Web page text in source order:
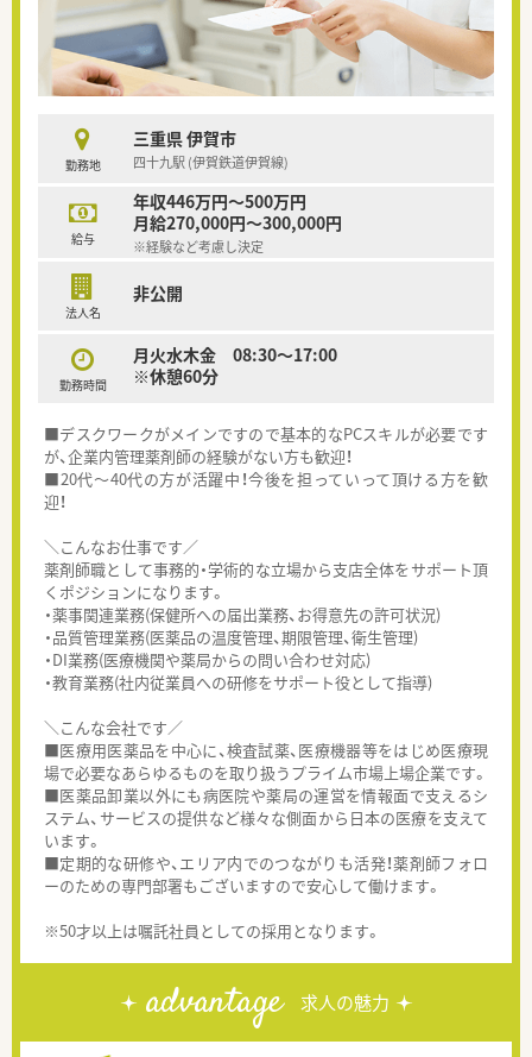
勤務地
三重県 伊賀市
四十九駅 (伊賀鉄道伊賀線)
給与
年収446万円～500万円
月給270,000円～300,000円
※経験など考慮し決定
法人名
非公開
勤務時間
月火水木金 08:30～17:00
※休憩60分
■デスクワークがメインですので基本的なPCスキルが必要です
が、企業内管理薬剤師の経験がない方も歓迎！
■20代～40代の方が活躍中！今後を担っていって頂ける方を歓
迎！
＼こんなお仕事です／
薬剤師職として事務的・学術的な立場から支店全体をサポート頂
くポジションになります。
・薬事関連業務(保健所への届出業務、お得意先の許可状況)
・品質管理業務(医薬品の温度管理、期限管理、衛生管理)
・DI業務(医療機関や薬局からの問い合わせ対応)
・教育業務(社内従業員への研修をサポート役として指導)
＼こんな会社です／
■医療用医薬品を中心に、検査試薬、医療機器等をはじめ医療現
場で必要なあらゆるものを取り扱うプライム市場上場企業です。
■医薬品卸業以外にも病医院や薬局の運営を情報面で支えるシ
ステム、サービスの提供など様々な側面から日本の医療を支えて
います。
■定期的な研修や、エリア内でのつながりも活発！薬剤師フォロ
ーのための専門部署もございますので安心して働けます。
※50才以上は嘱託社員としての採用となります。
advantage 求人の魅力